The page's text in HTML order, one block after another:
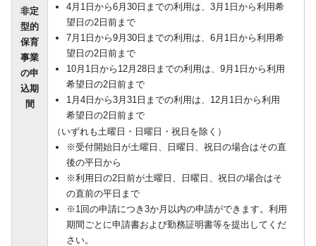
非定
型的
保育
事業
の申
込期
間
4月1日から6月30日までの利用は、3月1日から利用希
望日の2日前まで
7月1日から9月30日までの利用は、6月1日から利用希
望日の2日前まで
10月1日から12月28日までの利用は、9月1日から利用
希望日の2日前まで
1月4日から3月31日までの利用は、12月1日から利用
希望日の2日前まで
（いずれも土曜日・日曜日・祝日を除く）
※受付開始日が土曜日、日曜日、祝日の場合はその直
後の平日から
※利用日の2日前が土曜日、日曜日、祝日の場合はそ
の直前の平日まで
※1回の申請につき3か月以内の申請ができます。利用
期間ごとに申請書および勤務証明書等を提出してくだ
さい。